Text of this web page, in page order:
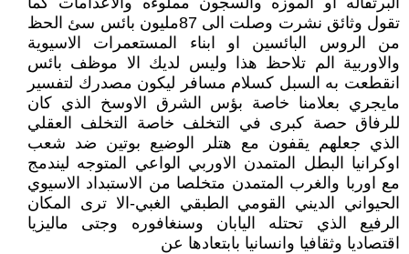
تقول وثائق نشرت وصلت الى 87مليون بائس سئ الحظ
من الروس البائسين او ابناء المستعمرات الاسيوية
والاوربية الم تلاحظ هذا وليس لديك الا موظف بائس
انقطعت به السبل كسلام مسافر ليكون مصدرك لتفسير
مايجري بعلامنا خاصة بؤس الشرق الاوسخ الذي كان
للرفاق حصة كبرى في التخلف خاصة التخلف العقلي
الذي جعلهم يقفون مع هتلر الوضيع بوتين ضد شعب
اوكرانيا البطل المتمدن الاوربي الواعي المتوجه ليندمج
مع اوربا والغرب المتمدن متخلصا من الاستبداد الاسيوي
الحيواني الديني القومي الطبقي الغبي-الا ترى المكان
الرفيع الذي تحتله اليابان وسنغافوره وجتى ماليزيا
اقتصاديا وثقافيا وانسانيا بابتعادها عن